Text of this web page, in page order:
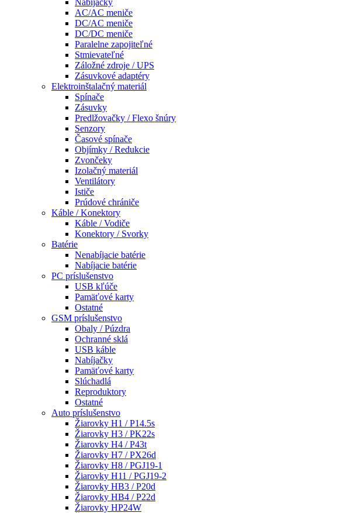
Nabíjačky
AC/AC meniče
DC/AC meniče
DC/DC meniče
Paralelne zapojiteľné
Stmievateľné
Záložné zdroje / UPS
Zásuvkové adaptéry
Elektroinštalačný materiál
Spínače
Zásuvky
Predlžovačky / Flexo šnúry
Senzory
Časové spínače
Objímky / Redukcie
Zvončeky
Izolačný materiál
Ventilátory
Ističe
Prúdové chrániče
Káble / Konektory
Káble / Vodiče
Konektory / Svorky
Batérie
Nenabíjacie batérie
Nabíjacie batérie
PC príslušenstvo
USB kľúče
Pamäťové karty
Ostatné
GSM príslušenstvo
Obaly / Púzdra
Ochranné sklá
USB káble
Nabíjačky
Pamäťové karty
Slúchadlá
Reproduktory
Ostatné
Auto príslušenstvo
Žiarovky H1 / P14.5s
Žiarovky H3 / PK22s
Žiarovky H4 / P43t
Žiarovky H7 / PX26d
Žiarovky H8 / PGJ19-1
Žiarovky H11 / PGJ19-2
Žiarovky HB3 / P20d
Žiarovky HB4 / P22d
Žiarovky HP24W